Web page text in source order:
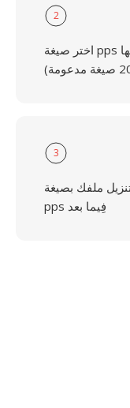
2
اختر صيغة pps أو أية صيغة أخرى أنت بحاجةٍ إليها
3
ملفك بصيغة
pps فِيما بعد